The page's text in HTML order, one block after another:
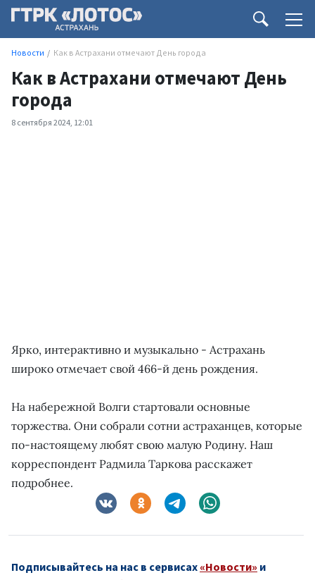
Новости Как в Астрахани отмечают День города
Как в Астрахани отмечают День
города
8 сентября 2024, 12:01
Ярко, интерактивно и музыкально - Астрахань
широко отмечает свой 466-й день рождения.
На набережной Волги стартовали основные
торжества. Они собрали сотни астраханцев, которые
по-настоящему любят свою малую Родину. Наш
корреспондент Радмила Таркова расскажет
подробнее.
Подписывайтесь на нас в сервисах «Новости» и